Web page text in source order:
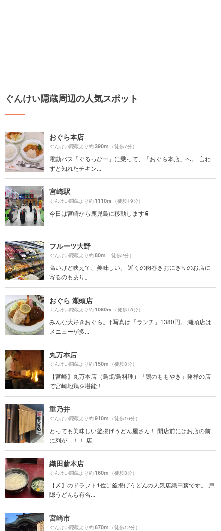
ぐんけい隠蔵周辺の人気スポット
おぐら本店
ぐんけい隠蔵より約390m （徒歩7分）
電動バス「ぐるっぴー」に乗って、「おぐら本店」へ。 言わ
ずと知れたチキン...
宮崎駅
ぐんけい隠蔵より約1110m （徒歩19分）
今日は宮崎から鹿児島に移動します🚆
フルーツ大野
ぐんけい隠蔵より約80m （徒歩2分）
高いけど映えて、美味しい。 近くの肉巻きおにぎりのお店に
寄るのもあり。
おぐら 瀬頭店
ぐんけい隠蔵より約1060m （徒歩18分）
みんな大好きおぐら。↑写真は「ランチ」1380円。 瀬頭店は
メニューが多...
丸万本店
ぐんけい隠蔵より約150m （徒歩3分）
【宮崎】丸万本店（鳥焼/鳥料理）「鶏のももやき」発祥の店
で宮崎地鶏を堪能！
重乃井
ぐんけい隠蔵より約910m （徒歩16分）
とっても美味しい釜揚げうどん屋さん！ 開店前にはお店の前
に列が…！！ 店...
織田薪本店
ぐんけい隠蔵より約160m （徒歩3分）
【〆】のドラフト1位は釜揚げうどんの人気店織田薪です。 戸
隠うどんも有名...
宮崎市
ぐんけい隠蔵より約670m （徒歩12分）